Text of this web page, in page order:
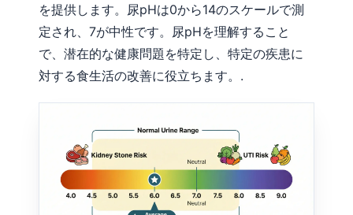
を提供します。尿pHは0から14のスケールで測
定され、7が中性です。尿pHを理解すること
で、潜在的な健康問題を特定し、特定の疾患に
対する食生活の改善に役立ちます。.